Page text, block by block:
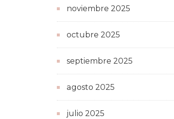
noviembre 2025
octubre 2025
septiembre 2025
agosto 2025
julio 2025